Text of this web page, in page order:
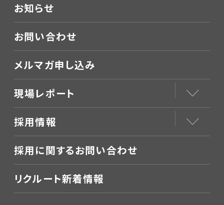
お知らせ
お問い合わせ
メルマガ申し込み
現場レポート
採用情報
採用に関するお問い合わせ
リクルート新着情報